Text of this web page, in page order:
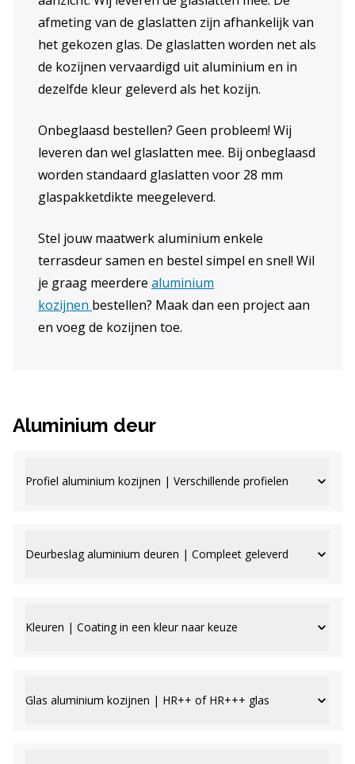
afmeting van de glaslatten zijn afhankelijk van
het gekozen glas. De glaslatten worden net als
de kozijnen vervaardigd uit aluminium en in
dezelfde kleur geleverd als het kozijn.
Onbeglaasd bestellen? Geen probleem! Wij
leveren dan wel glaslatten mee. Bij onbeglaasd
worden standaard glaslatten voor 28 mm
glaspakketdikte meegeleverd.
Stel jouw maatwerk aluminium enkele
terrasdeur samen en bestel simpel en snel! Wil
je graag meerdere aluminium
kozijnen bestellen? Maak dan een project aan
en voeg de kozijnen toe.
Aluminium deur
Profiel aluminium kozijnen | Verschillende profielen
Deurbeslag aluminium deuren | Compleet geleverd
Kleuren | Coating in een kleur naar keuze
Glas aluminium kozijnen | HR++ of HR+++ glas